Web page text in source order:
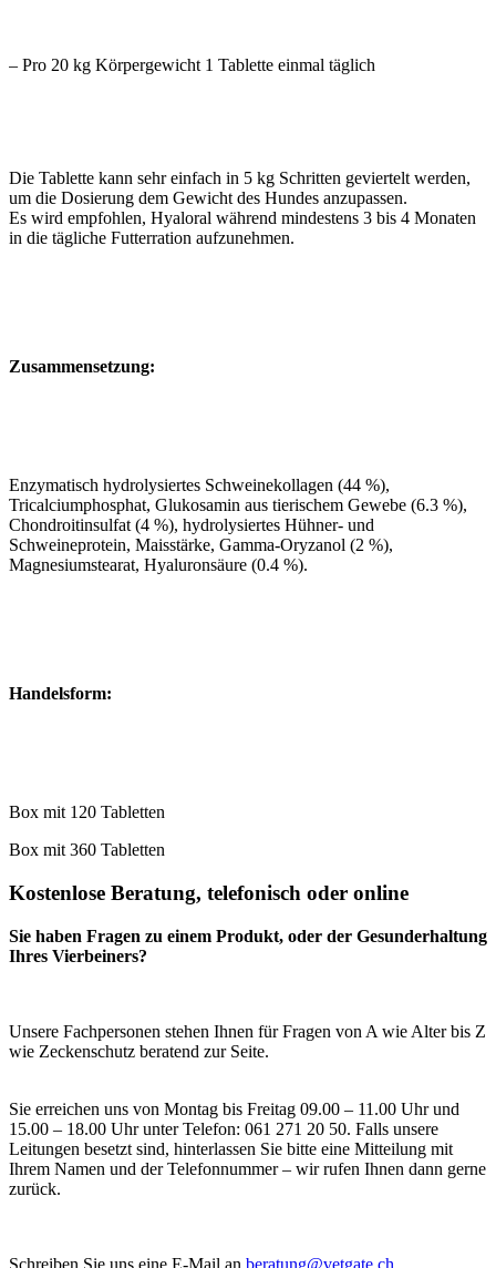
– Pro 20 kg Körpergewicht 1 Tablette einmal täglich
Die Tablette kann sehr einfach in 5 kg Schritten geviertelt werden,
um die Dosierung dem Gewicht des Hundes anzupassen.
Es wird empfohlen, Hyaloral während mindestens 3 bis 4 Monaten
in die tägliche Futterration aufzunehmen.
Zusammensetzung:
Enzymatisch hydrolysiertes Schweinekollagen (44 %),
Tricalciumphosphat, Glukosamin aus tierischem Gewebe (6.3 %),
Chondroitinsulfat (4 %), hydrolysiertes Hühner- und
Schweineprotein, Maisstärke, Gamma-Oryzanol (2 %),
Magnesiumstearat, Hyaluronsäure (0.4 %).
Handelsform:
Box mit 120 Tabletten
Box mit 360 Tabletten
Kostenlose Beratung, telefonisch oder online
Sie haben Fragen zu einem Produkt, oder der Gesunderhaltung
Ihres Vierbeiners?
Unsere Fachpersonen stehen Ihnen für Fragen von A wie Alter bis Z
wie Zeckenschutz beratend zur Seite.
Sie erreichen uns von Montag bis Freitag 09.00 – 11.00 Uhr und
15.00 – 18.00 Uhr unter Telefon: 061 271 20 50. Falls unsere
Leitungen besetzt sind, hinterlassen Sie bitte eine Mitteilung mit
Ihrem Namen und der Telefonnummer – wir rufen Ihnen dann gerne
zurück.
Schreiben Sie uns eine E-Mail an beratung@vetgate.ch